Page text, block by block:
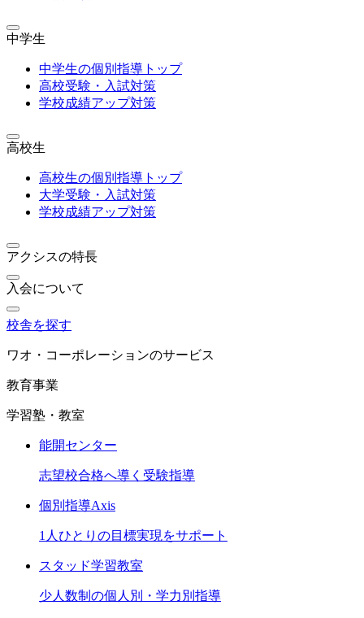
中学生
中学生の個別指導トップ
高校受験・入試対策
学校成績アップ対策
高校生
高校生の個別指導トップ
大学受験・入試対策
学校成績アップ対策
アクシスの特長
入会について
校舎を探す
ワオ・コーポレーションのサービス
教育事業
学習塾・教室
能開センター
志望校合格へ導く受験指導
個別指導Axis
1人ひとりの目標実現をサポート
スタッド学習教室
少人数制の個人別・学力別指導